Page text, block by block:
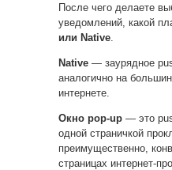
После чего делаете
уведомлений, какой
или Native
Native — заурядное
аналогично на
интернете.
Окно pop-up — это
одной страничкой
преимущественно,
страницах интернет-